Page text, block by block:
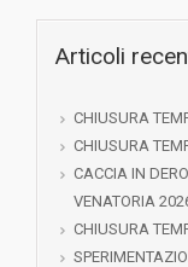
Articoli
CHIUSURA
CHIUSURA
CACCIA IN
VENATORIA
CHIUSURA